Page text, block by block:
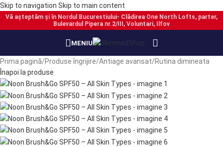
Skip to navigation Skip to main content
Vă așteptăm și în Nordul Bucurestiului- Clădirea One North Lofts, parter,
Bulevardul Pipera nr.2/III, Voluntari, Ilfov
MENIU
Prima pagină/Produse îngrijire/Antiage avansat/Rutina dimineata
Înapoi la produse